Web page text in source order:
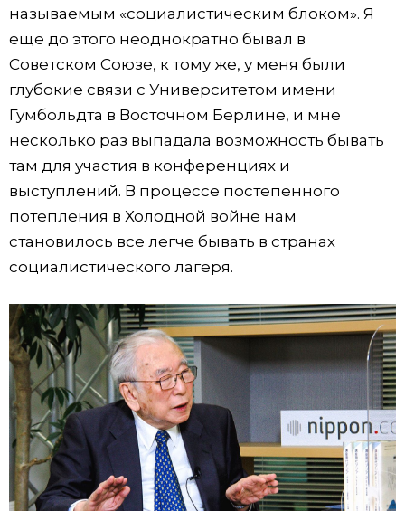
называемым «социалистическим блоком». Я
еще до этого неоднократно бывал в
Советском Союзе, к тому же, у меня были
глубокие связи с Университетом имени
Гумбольдта в Восточном Берлине, и мне
несколько раз выпадала возможность бывать
там для участия в конференциях и
выступлений. В процессе постепенного
потепления в Холодной войне нам
становилось все легче бывать в странах
социалистического лагеря.